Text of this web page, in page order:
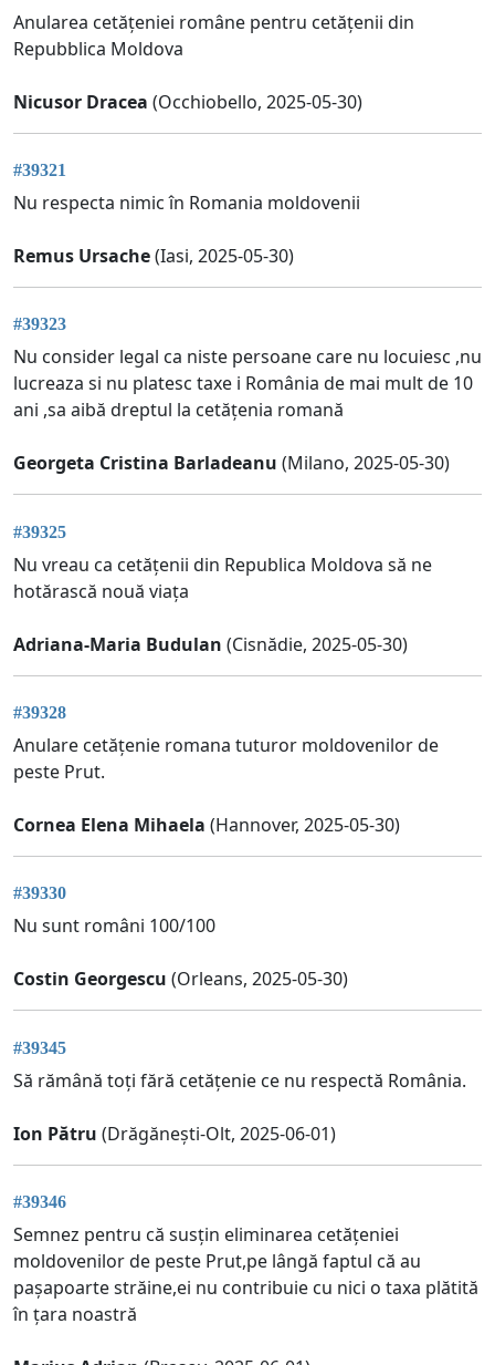
Anularea cetățeniei române pentru cetățenii din
Repubblica Moldova
Nicusor Dracea (Occhiobello, 2025-05-30)
#39321
Nu respecta nimic în Romania moldovenii
Remus Ursache(Iasi, 2025-05-30)
#39323
Nu consider legal ca niste persoane care nu locuiesc ,nu
lucreaza si nu platesc taxe i România de mai mult de 10
ani ,sa aibă dreptul la cetățenia romană
Georgeta Cristina Barladeanu (Milano, 2025-05-30)
#39325
Nu vreau ca cetățenii din Republica Moldova să ne
hotărască nouă viața
Adriana-Maria Budulan (Cisnădie, 2025-05-30)
#39328
Anulare cetățenie romana tuturor moldovenilor de
peste Prut.
Cornea Elena Mihaela (Hannover, 2025-05-30)
#39330
Nu sunt români 100/100
Costin Georgescu (Orleans, 2025-05-30)
#39345
Să rămână toți fără cetățenie ce nu respectă România.
Ion Pătru (Drăgănești-Olt, 2025-06-01)
#39346
Semnez pentru că susțin eliminarea cetățeniei
moldovenilor de peste Prut,pe lângă faptul că au
pașapoarte străine,ei nu contribuie cu nici o taxa plătită
în țara noastră